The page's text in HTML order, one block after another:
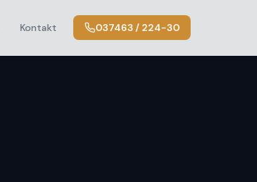
Kontakt 037463 / 224-30